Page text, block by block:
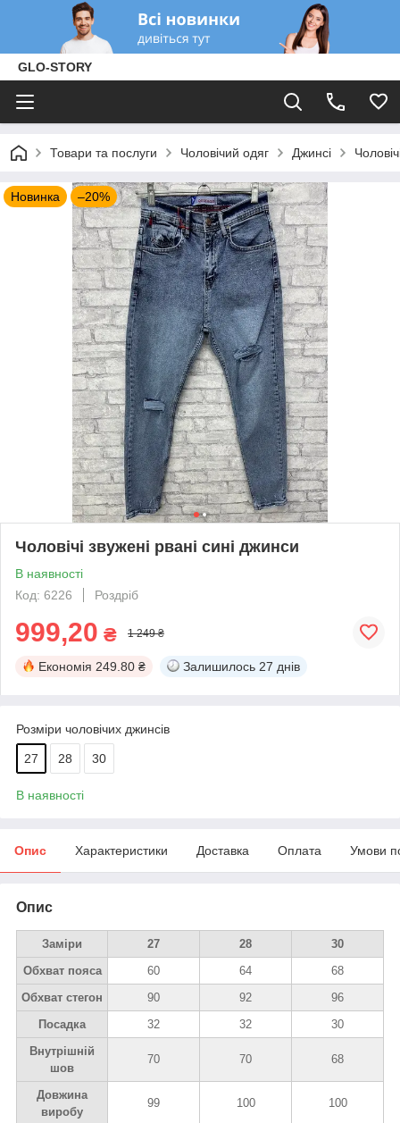
GLO-STORY
Товари та послуги Чоловічий одяг Джинсі
Новинка –20%
Чоловічі звужені рвані сині джинси
В наявності
Код: 6226
Роздріб
999,20 ₴ 1 249 ₴
Економія 249.80 ₴ Залишилось 27 днів
Розміри чоловічих джинсів
27 28 30
В наявності
Опис Характеристики Доставка Оплата Умови
Опис
Заміри 27 28
30
Обхват пояса
60 64
68
Обхват стегон
90 92
96
Посадка
32 32
30
Внутрішній
шов
70 70 68
Довжина
виробу
99 100 100